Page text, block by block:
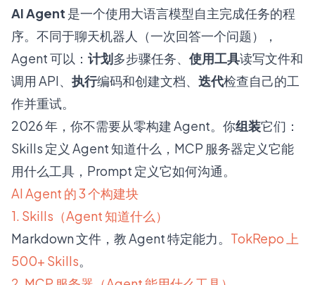
AI Agent 是一个使用大语言模型自主完成任务的程
序。不同于聊天机器人（一次回答一个问题），
Agent 可以： 计划多步骤任务、 使用工具读写文件和
调用 API、 执行编码和创建文档、 迭代检查自己的工
作并重试。
2026 年，你不需要从零构建 Agent。你组装它们：
Skills 定义 Agent 知道什么，MCP 服务器定义它能
用什么工具，Prompt 定义它如何沟通。
AI Agent 的 3 个构建块
1. Skills（Agent 知道什么）
Markdown 文件，教 Agent 特定能力。 TokRepo 上
500+ Skills。